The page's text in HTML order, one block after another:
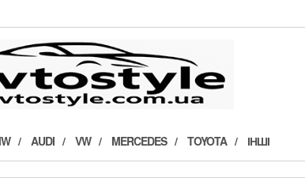
AUDI VW MERCEDES TOYOTA ІНШІ